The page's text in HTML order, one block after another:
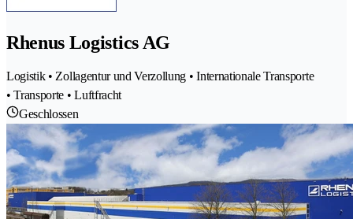
Rhenus Logistics AG
Logistik • Zollagentur und Verzollung • Internationale Transporte
• Transporte • Luftfracht
Geschlossen